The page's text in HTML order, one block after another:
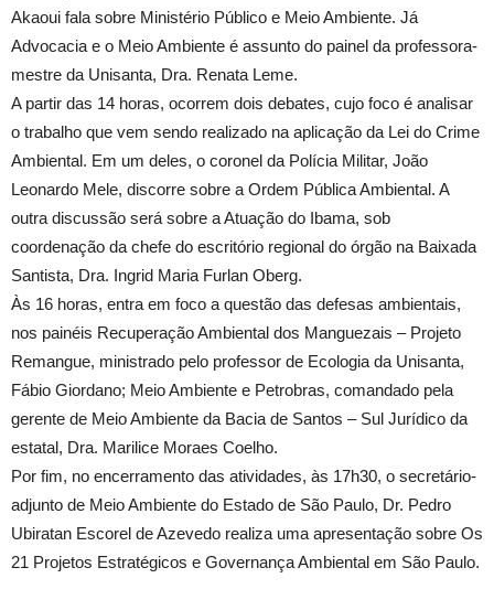
Akaoui fala sobre Ministério Público e Meio Ambiente. Já
Advocacia e o Meio Ambiente é assunto do painel da professora-
mestre da Unisanta, Dra. Renata Leme.
A partir das 14 horas, ocorrem dois debates, cujo foco é analisar
o trabalho que vem sendo realizado na aplicação da Lei do Crime
Ambiental. Em um deles, o coronel da Polícia Militar, João
Leonardo Mele, discorre sobre a Ordem Pública Ambiental. A
outra discussão será sobre a Atuação do Ibama, sob
coordenação da chefe do escritório regional do órgão na Baixada
Santista, Dra. Ingrid Maria Furlan Oberg.
Às 16 horas, entra em foco a questão das defesas ambientais,
nos painéis Recuperação Ambiental dos Manguezais – Projeto
Remangue, ministrado pelo professor de Ecologia da Unisanta,
Fábio Giordano; Meio Ambiente e Petrobras, comandado pela
gerente de Meio Ambiente da Bacia de Santos – Sul Jurídico da
estatal, Dra. Marilice Moraes Coelho.
Por fim, no encerramento das atividades, às 17h30, o secretário-
adjunto de Meio Ambiente do Estado de São Paulo, Dr. Pedro
Ubiratan Escorel de Azevedo realiza uma apresentação sobre Os
21 Projetos Estratégicos e Governança Ambiental em São Paulo.